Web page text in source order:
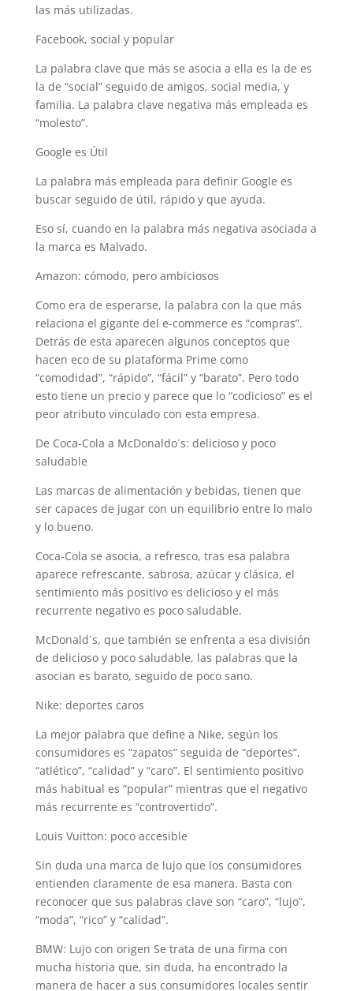
las más utilizadas.
Facebook, social y popular
La palabra clave que más se asocia a ella es la de es
la de “social” seguido de amigos, social media, y
familia. La palabra clave negativa más empleada es
“molesto”.
Google es Útil
La palabra más empleada para definir Google es
buscar seguido de útil, rápido y que ayuda.
Eso sí, cuando en la palabra más negativa asociada a
la marca es Malvado.
Amazon: cómodo, pero ambiciosos
Como era de esperarse, la palabra con la que más
relaciona el gigante del e-commerce es “compras”.
Detrás de esta aparecen algunos conceptos que
hacen eco de su plataforma Prime como
“comodidad”, “rápido”, “fácil” y “barato”. Pero todo
esto tiene un precio y parece que lo “codicioso” es el
peor atributo vinculado con esta empresa.
De Coca-Cola a McDonaldo´s: delicioso y poco
saludable
Las marcas de alimentación y bebidas, tienen que
ser capaces de jugar con un equilibrio entre lo malo
y lo bueno.
Coca-Cola se asocia, a refresco, tras esa palabra
aparece refrescante, sabrosa, azúcar y clásica, el
sentimiento más positivo es delicioso y el más
recurrente negativo es poco saludable.
McDonald´s, que también se enfrenta a esa división
de delicioso y poco saludable, las palabras que la
asocian es barato, seguido de poco sano.
Nike: deportes caros
La mejor palabra que define a Nike, según los
consumidores es “zapatos” seguida de “deportes”,
“atlético”, “calidad” y “caro”. El sentimiento positivo
más habitual es “popular” mientras que el negativo
más recurrente es “controvertido”.
Louis Vuitton: poco accesible
Sin duda una marca de lujo que los consumidores
entienden claramente de esa manera. Basta con
reconocer que sus palabras clave son “caro”, “lujo”,
“moda”, “rico” y “calidad”.
BMW: Lujo con origen Se trata de una firma con
mucha historia que, sin duda, ha encontrado la
manera de hacer a sus consumidores locales sentir